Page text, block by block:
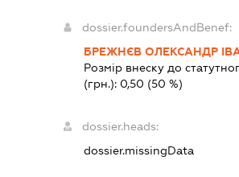
dossier.foundersAndBenef:
БРЕЖНЄВ ОЛЕКСАНДР
Розмір внеску до
(грн.): 0,50 (50 %)
dossier.heads:
dossier.missingData